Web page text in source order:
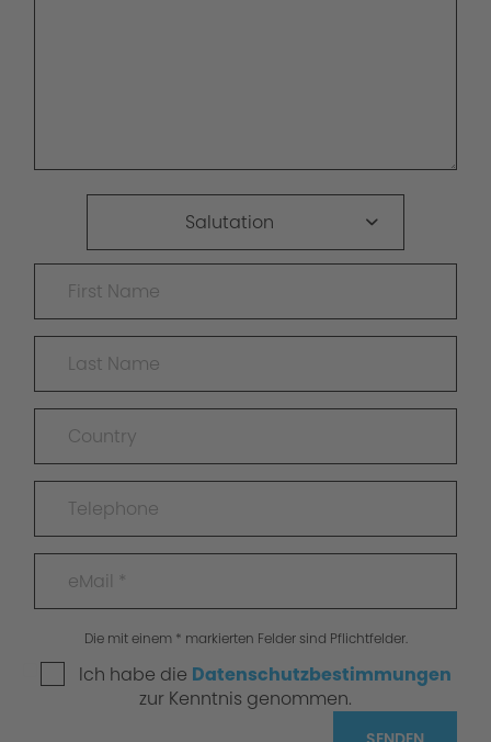
Salutation
Die mit einem * markierten Felder sind Pflichtfelder.
Ich habe die Datenschutzbestimmungen
zur Kenntnis genommen.